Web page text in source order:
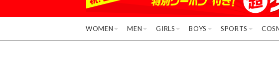
WOMEN MEN GIRLS BOYS SPORTS